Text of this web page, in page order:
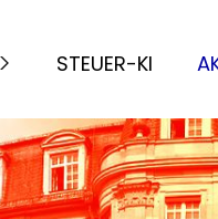
STEUER-KI